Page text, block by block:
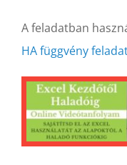
A feladatban
HA függvény